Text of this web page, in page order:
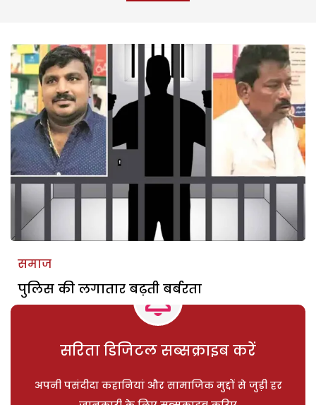
समाज
पुलिस की लगातार बढ़ती बर्बरता
सरिता डिजिटल सब्सक्राइब करें
अपनी पसंदीदा कहानियां और सामाजिक मुद्दों से जुड़ी हर